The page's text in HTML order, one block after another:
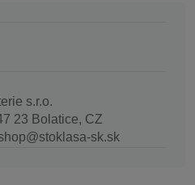
s.r.o.
23 Bolatice, CZ
sk.sk